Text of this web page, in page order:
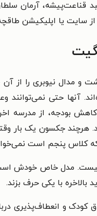
قناعت‌پیشه، آرمان
سایت یا اپلیکیشن
و مدال نیوبری را از
آنها حتی نمی‌توانند
بودجه، از مدرسه
جکسون یک بار
کلاس پنجم است
مدل خاص خودش
با یکی حرف بزند.
و انعطاف‌پذیری